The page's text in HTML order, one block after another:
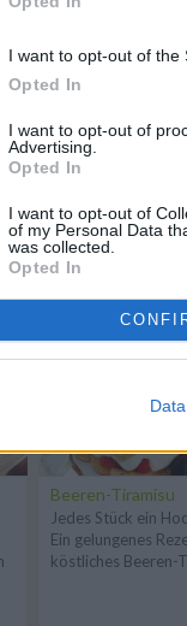
I want to opt-out of the
Opted In
I want to opt-out of
Advertising.
Opted In
I want to opt-out of
of my Personal Data
was collected.
Opted In
Beeren-Tiramisu
Jedes Stück ein
Ein gelungenes
köstliches Beeren-